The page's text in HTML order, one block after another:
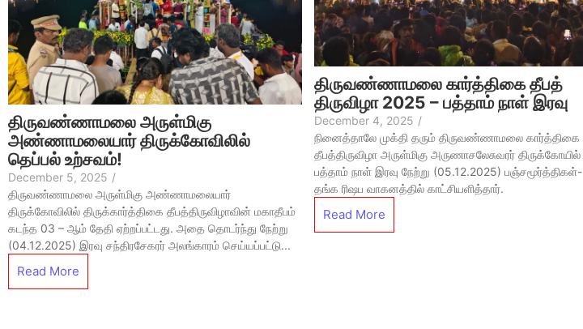
திருவண்ணாமலை அருள்மிகு
அண்ணாமலையார் திருக்கோவிலில்
தெப்பல் உற்சவம்!
December 5, 2025 /
திருவண்ணாமலை அருள்மிகு அண்ணாமலையார்
திருக்கோவிலில் திருக்கார்த்திகை தீபத்திருவிழாவின் மகாதீபம்
கடந்த 03 – ஆம் தேதி ஏற்றப்பட்டது. அதை தொடர்ந்து நேற்று
(04.12.2025) இரவு சந்திரசேகரர் அலங்காரம் செய்யப்பட்டு...
Read More
திருவண்ணாமலை கார்த்திகை தீபத்
திருவிழா 2025 – பத்தாம் நாள் இரவு
December 4, 2025 /
நினைத்தாலே முக்தி தரும் திருவண்ணாமலை கார்த்திகை
தீபத்திருவிழா அருள்மிகு அருணாசலேசுவரர் திருக்கோயில்
பத்தாம் நாள் இரவு நேற்று (05.12.2025) பஞ்சமூர்த்திகள்-
தங்க ரிஷப வாகனத்தில் காட்சியளித்தார்.
Read More